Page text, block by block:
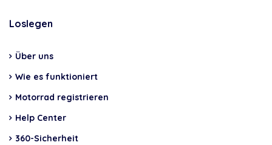
Loslegen
Über uns
Wie es funktioniert
Motorrad registrieren
Help Center
360-Sicherheit